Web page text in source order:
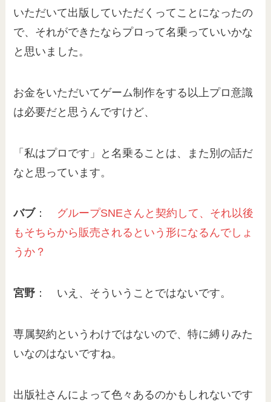
いただいて出版していただくってことになったの
で、それができたならプロって名乗っていいかな
と思いました。
お金をいただいてゲーム制作をする以上プロ意識
は必要だと思うんですけど、
「私はプロです」と名乗ることは、また別の話だ
なと思っています。
バブ ： グループSNEさんと契約して、それ以後
もそちらから販売されるという形になるんでしょ
うか？
宮野 ： いえ、そういうことではないです。
専属契約というわけではないので、特に縛りみた
いなのはないですね。
出版社さんによって色々あるのかもしれないです